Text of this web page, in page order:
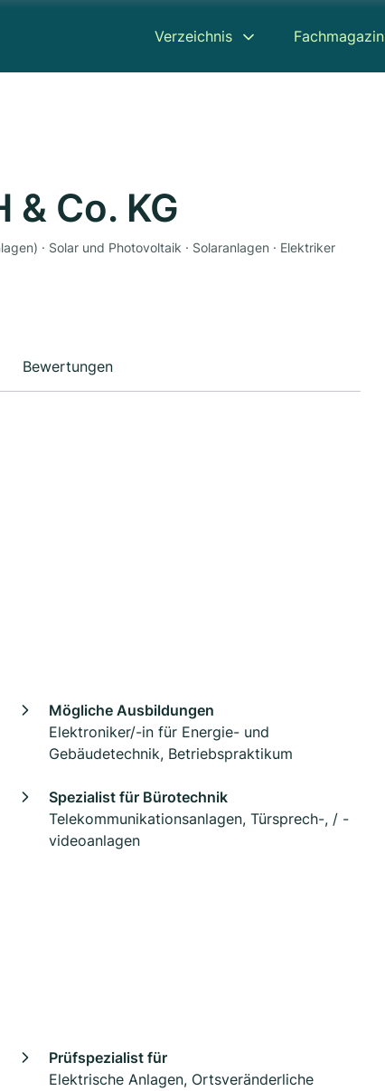
Verzeichnis Fachmagazin
& Co. KG
· Solar und Photovoltaik · Solaranlagen · Elektriker
Bewertungen
Mögliche Ausbildungen
Elektroniker/-in für Energie- und
Gebäudetechnik, Betriebspraktikum
Spezialist für Bürotechnik
Telekommunikationsanlagen, Türsprech-, / -
videoanlagen
Prüfspezialist für
Elektrische Anlagen, Ortsveränderliche